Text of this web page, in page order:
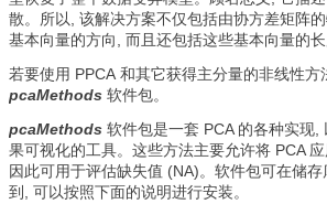
散。所以, 该解决方案不仅包括由协方差矩阵
基本向量的方向, 而且还包括这些基本向量的长
若要使用 РРСА 和其它获得主分量的非线性方
pcaMethods 软件包。
pcaMethods 软件包是一套 PCA 的各种实现,
果可视化的工具。这些方法主要允许将 PCA
因此可用于评估缺失值 (NA)。软件包可在储
到, 可以按照下面的说明进行安装。